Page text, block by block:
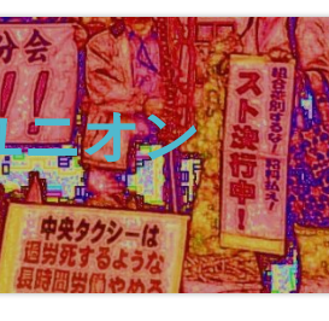
ニオン